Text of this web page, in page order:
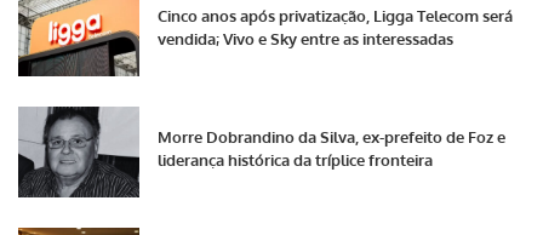
Cinco anos após privatização, Ligga Telecom será
vendida; Vivo e Sky entre as interessadas
Morre Dobrandino da Silva, ex-prefeito de Foz e
liderança histórica da tríplice fronteira